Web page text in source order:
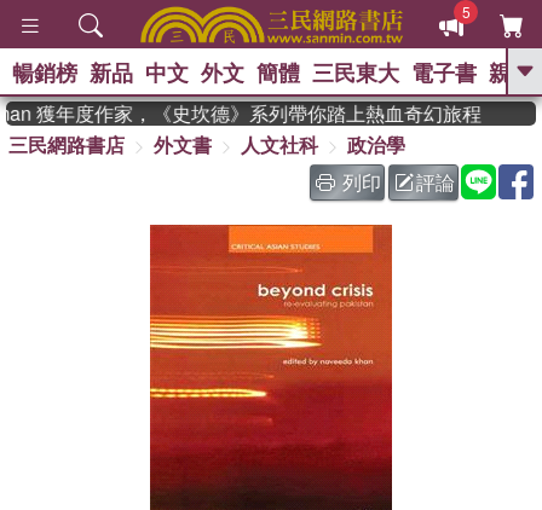
5
GO
熱搜： 東野圭吾 、 The Odyssey
、 如果歷史是一群喵 、 暑期
國際布克獎 臺灣漫遊錄 、 方
念華 、 台灣的李登輝時代
孩：黎曼猜想 、 偉大的迷走神經
暢銷榜 新品 中文 外文 簡體 三民東大 電子書 親子
獲年度作家，《史坎德》系列帶你踏上熱血奇幻旅程
三民網路書店
外文書 人文社科
政治學
列印
評論